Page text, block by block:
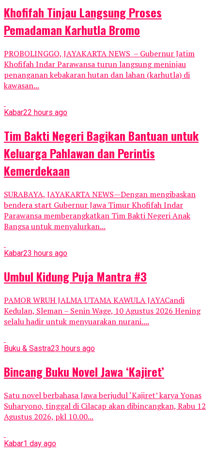
Khofifah Tinjau Langsung Proses
Pemadaman Karhutla Bromo
PROBOLINGGO, JAYAKARTA NEWS – Gubernur Jatim
Khofifah Indar Parawansa turun langsung meninjau
penanganan kebakaran hutan dan lahan (karhutla) di
kawasan...
Kabar22 hours ago
Tim Bakti Negeri Bagikan Bantuan untuk
Keluarga Pahlawan dan Perintis
Kemerdekaan
SURABAYA, JAYAKARTA NEWS—Dengan mengibaskan
bendera start Gubernur Jawa Timur Khofifah Indar
Parawansa memberangkatkan Tim Bakti Negeri Anak
Bangsa untuk menyalurkan...
Kabar23 hours ago
Umbul Kidung Puja Mantra #3
PAMOR WRUH JALMA UTAMA KAWULA JAYACandi
Kedulan, Sleman – Senin Wage, 10 Agustus 2026 Hening
selalu hadir untuk menyuarakan nurani....
Buku & Sastra23 hours ago
Bincang Buku Novel Jawa ‘Kajiret’
Satu novel berbahasa Jawa berjudul ‘Kajiret’ karya Yonas
Suharyono, tinggal di Cilacap akan dibincangkan, Rabu 12
Agustus 2026, pkl 10.00...
Kabar1 day ago